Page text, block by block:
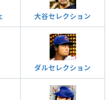
大谷セレクション
ダルセレクション